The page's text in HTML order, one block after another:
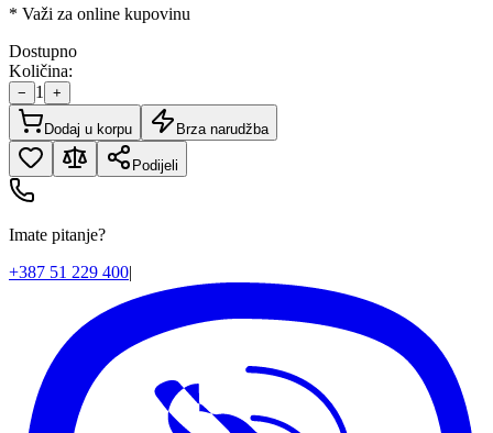
* Važi za online kupovinu
Dostupno
Količina:
− 1 +
Dodaj u korpu Brza narudžba
Podijeli
Imate pitanje?
+387 51 229 400|